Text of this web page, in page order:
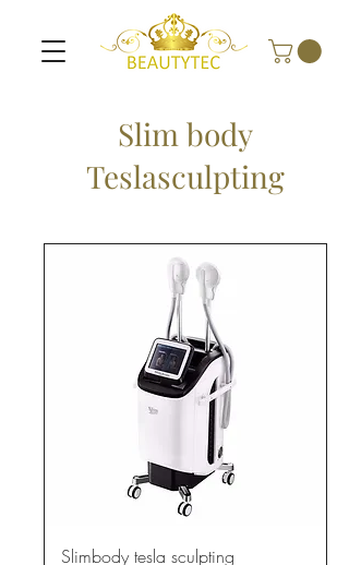
Slim body
Teslasculpting
Slimbody tesla sculpting